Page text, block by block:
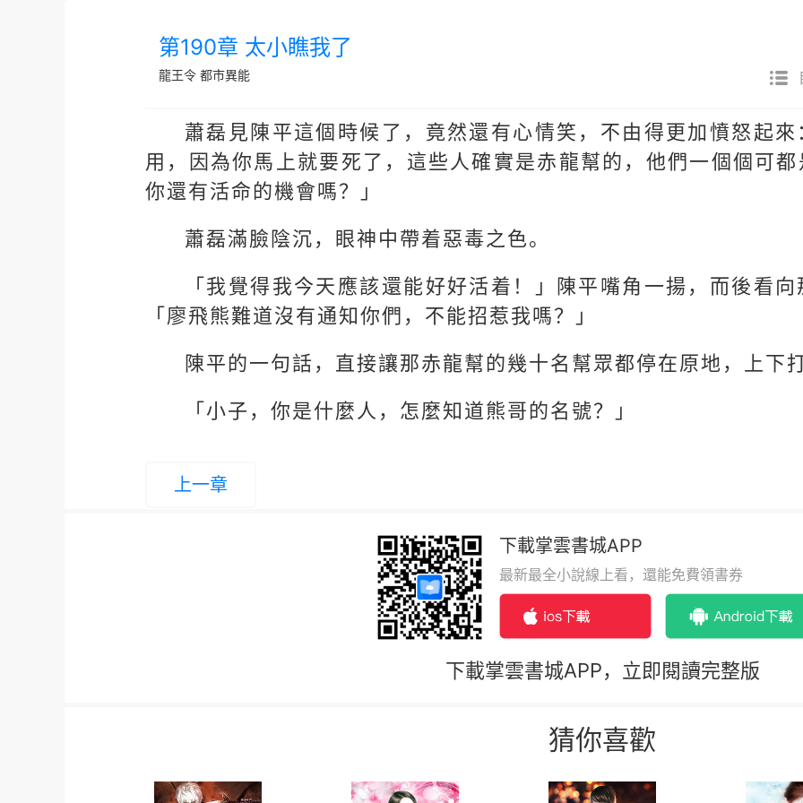
第190章 太小瞧我了
龍王令 都市異能
蕭磊見陳平這個時候了，竟然還有心情笑，不由得更加憤怒起
用，因為你馬上就要死了，這些人確實是赤龍幫的，他們一個個可
你還有活命的機會嗎？」
蕭磊滿臉陰沉，眼神中帶着惡毒之色。
「我覺得我今天應該還能好好活着！」陳平嘴角一揚，而後看
「廖飛熊難道沒有通知你們，不能招惹我嗎？」
陳平的一句話，直接讓那赤龍幫的幾十名幫眾都停在原地，上下
「小子，你是什麼人，怎麼知道熊哥的名號？」
上一章
下載掌雲書城APP
最新最全小說線上看，還能免費領書券
下載掌雲書城APP，立即閱讀完整版
猜你喜歡